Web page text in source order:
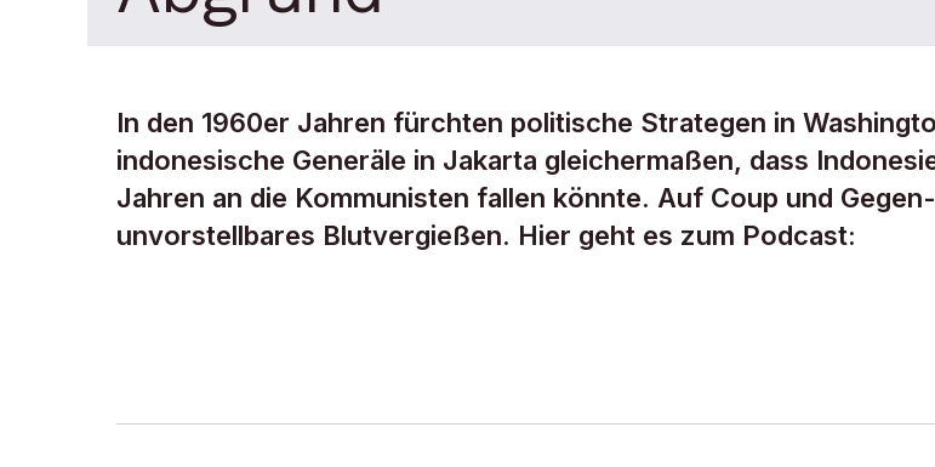
In den 1960er Jahren fürchten politische Strategen in
indonesische Generäle in Jakarta gleichermaßen, dass
Jahren an die Kommunisten fallen könnte. Auf Coup und
unvorstellbares Blutvergießen. Hier geht es zum Podcast: